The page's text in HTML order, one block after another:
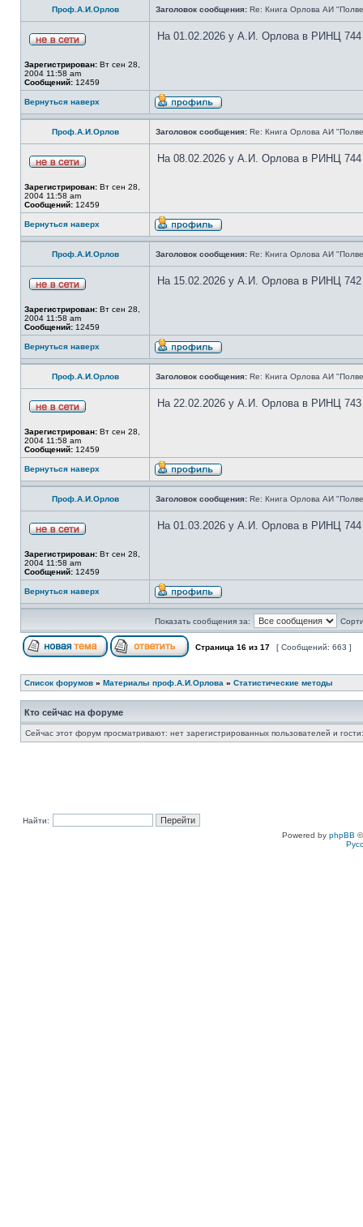
Проф.А.И.Орлов Заголовок сообщения: Re: Книга Орлова АИ
Зарегистрирован: Вт сен 28,
2004 11:58 am
Сообщений: 12459
На 01.02.2026 у А.И. Орлова в РИНЦ 744
Вернуться наверх
Проф.А.И.Орлов Заголовок сообщения: Re: Книга Орлова АИ
Зарегистрирован: Вт сен 28,
2004 11:58 am
Сообщений: 12459
На 08.02.2026 у А.И. Орлова в РИНЦ 744
Вернуться наверх
Проф.А.И.Орлов Заголовок сообщения: Re: Книга Орлова АИ
Зарегистрирован: Вт сен 28,
2004 11:58 am
Сообщений: 12459
На 15.02.2026 у А.И. Орлова в РИНЦ 742
Вернуться наверх
Проф.А.И.Орлов Заголовок сообщения: Re: Книга Орлова АИ
Зарегистрирован: Вт сен 28,
2004 11:58 am
Сообщений: 12459
На 22.02.2026 у А.И. Орлова в РИНЦ 743
Вернуться наверх
Проф.А.И.Орлов Заголовок сообщения: Re: Книга Орлова АИ
Зарегистрирован: Вт сен 28,
2004 11:58 am
Сообщений: 12459
На 01.03.2026 у А.И. Орлова в РИНЦ 744
Вернуться наверх
Показать сообщения за:
Страница 16 из 17 [ Сообщений: 663 ]
Список форумов » Материалы проф.А.И.Орлова » Статистические методы
Кто сейчас на форуме
Сейчас этот форум просматривают: нет зарегистрированных пользователей и
Найти:
Powered by phpBB